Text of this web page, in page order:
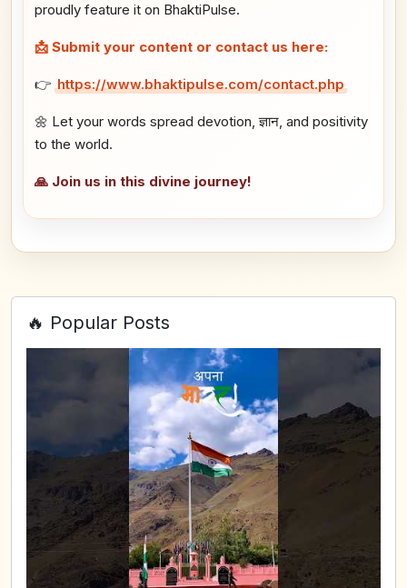
proudly feature it on BhaktiPulse.
📩 Submit your content or contact us here:
👉 https://www.bhaktipulse.com/contact.php
🌼 Let your words spread devotion, ज्ञान, and positivity
to the world.
🙏 Join us in this divine journey!
🔥 Popular Posts